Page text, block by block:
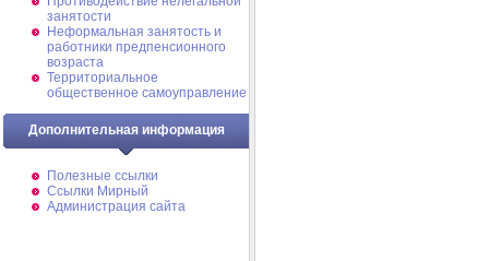
занятости
Неформальная занятость и
работники предпенсионного
возраста
Территориальное
общественное самоуправление
Дополнительная информация
Полезные ссылки
Ссылки Мирный
Администрация сайта